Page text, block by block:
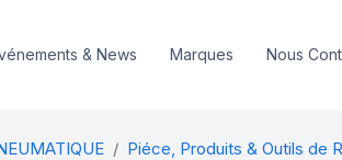
& News Marques Nous
Piéce, Produits & Outils de